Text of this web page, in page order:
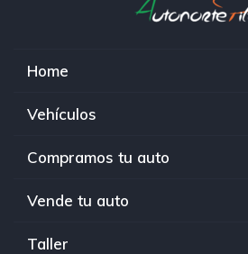
Home
Vehículos
Compramos tu auto
Vende tu auto
Taller